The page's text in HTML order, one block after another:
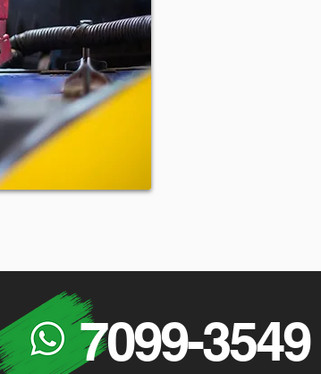
7099-3549